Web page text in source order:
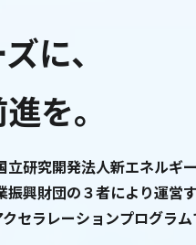
に、
を。
立研究開発法人新エネルギ
振興財団の３者により運営
セラレーションプログラム